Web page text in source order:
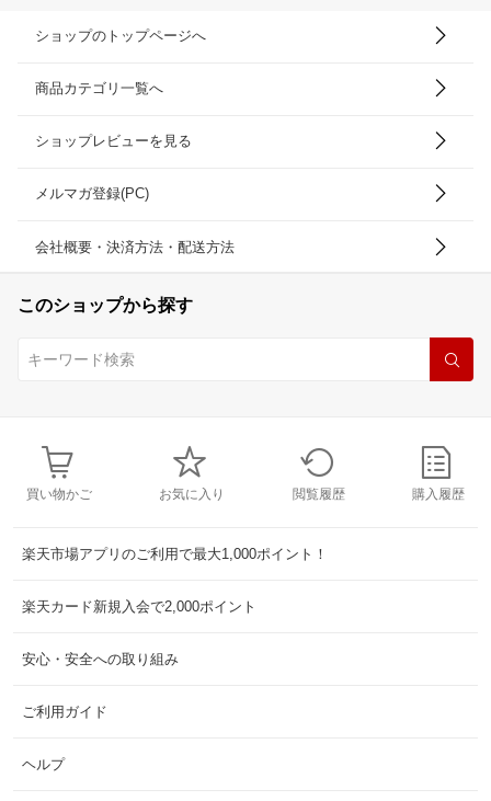
ショップのトップページへ
商品カテゴリ一覧へ
ショップレビューを見る
メルマガ登録(PC)
会社概要・決済方法・配送方法
このショップから探す
買い物かご お気に入り 閲覧履歴 購入履歴
楽天市場アプリのご利用で最大1,000ポイント！
楽天カード新規入会で2,000ポイント
安心・安全への取り組み
ご利用ガイド
ヘルプ